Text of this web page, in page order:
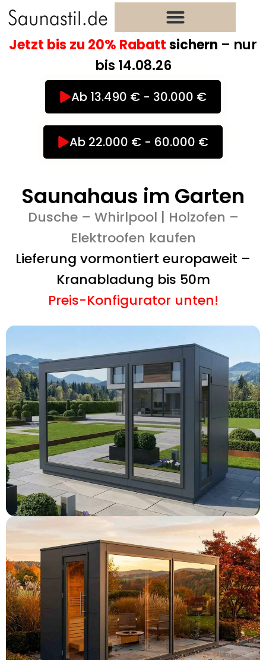
Zum
Inhalt
springen
Jetzt bis zu 20% Rabattsichern – nur
bis 14.08.26
Ab 13.490 € - 30.000 €
Ab 22.000 € - 60.000 €
Saunahaus im Garten
Dusche – Whirlpool | Holzofen –
Elektroofen kaufen
Lieferung vormontiert europaweit –
Kranabladung bis 50m
Preis-Konfigurator unten!